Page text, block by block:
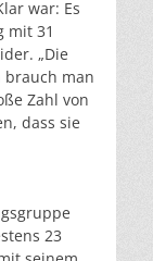
war: Es
mit 31
„Die
brauch man
Zahl von
dass sie
23